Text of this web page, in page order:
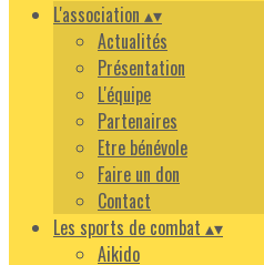
L'association ▴▾
Actualités
Présentation
L'équipe
Partenaires
Etre bénévole
Faire un don
Contact
Les sports de combat ▴▾
Aikido